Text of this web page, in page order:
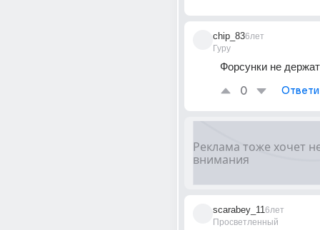
chip_83
Гуру
6лет
Форсунки не
0
scarabey_11
Просветленный
6лет